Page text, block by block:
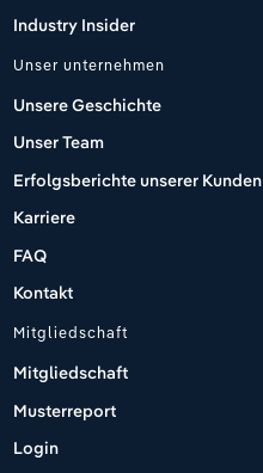
Industry Insider
Unser unternehmen
Unsere Geschichte
Unser Team
Erfolgsberichte unserer Kunden
Karriere
FAQ
Kontakt
Mitgliedschaft
Mitgliedschaft
Musterreport
Login